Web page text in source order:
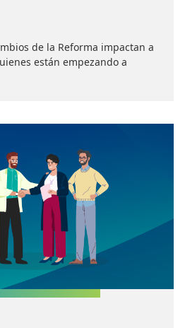
de la Reforma impactan a
están empezando a